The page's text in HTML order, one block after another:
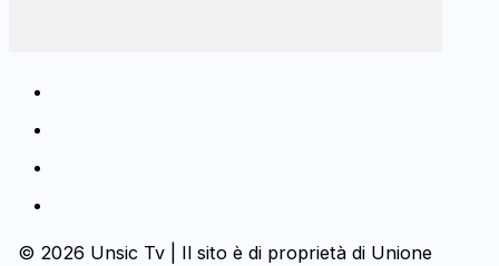
© 2026 Unsic Tv | Il sito è di proprietà di Unione